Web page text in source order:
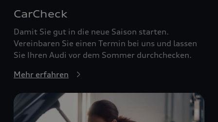
CarCheck
Damit Sie gut in die neue Saison starten.
Vereinbaren Sie einen Termin bei uns und lassen
Sie Ihren Audi vor dem Sommer durchchecken.
Mehr erfahren